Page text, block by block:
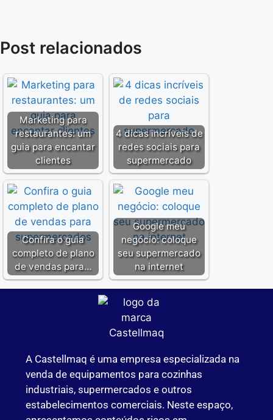
Post relacionados
Marketing para
restaurantes: um
guia para encantar
clientes
4 dicas incríveis de
​redes sociais para
supermercado
Confira o guia
completo de plano
de vendas para…
Google meu
negócio: coloque
seu supermercado
na internet
A Castellmaq é uma empresa especializada na
venda de equipamentos para cozinhas
industriais, supermercados e outros
estabelecimentos comerciais. Neste espaço,